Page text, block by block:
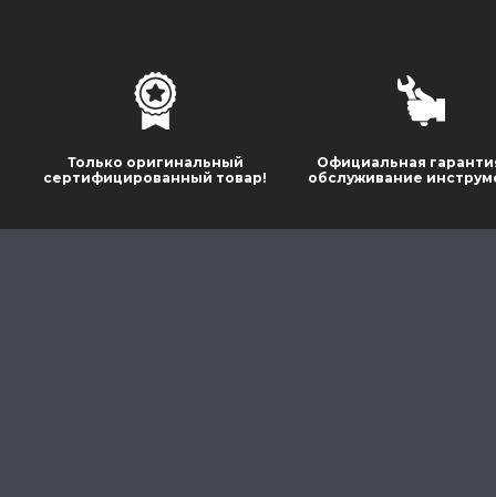
Только оригинальный
сертифицированный товар!
Официальная
обслуживание